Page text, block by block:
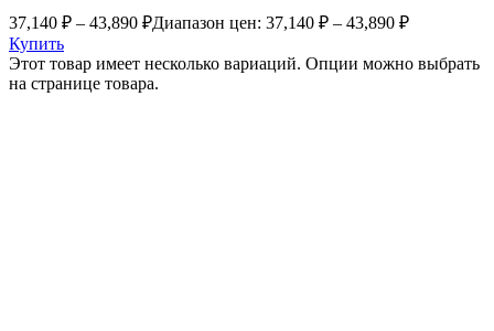
37,140 ₽ – 43,890 ₽Диапазон цен: 37,140 ₽ – 43,890 ₽
Купить
Этот товар имеет несколько вариаций. Опции можно выбрать
на странице товара.